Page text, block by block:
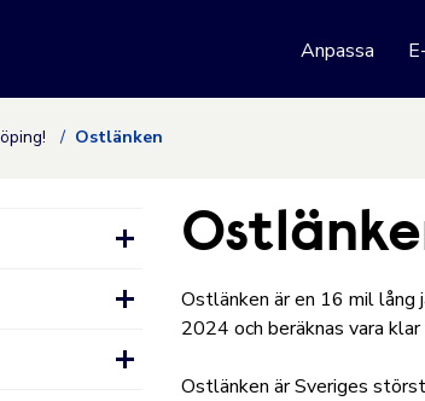
Anpassa
Ostlänken
Ostlänken är en 16 mil lång
2024 och beräknas vara
Ostlänken är Sveriges